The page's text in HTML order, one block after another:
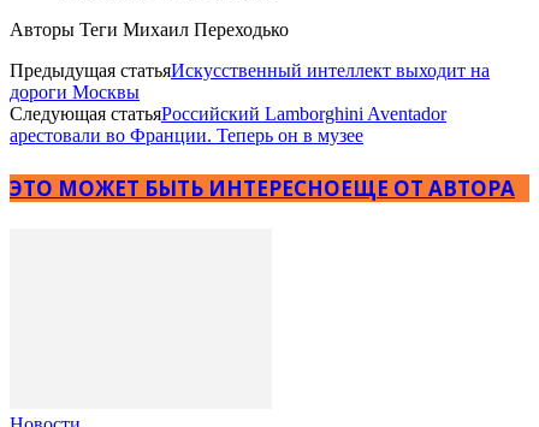
Авторы Теги Михаил Переходько
Предыдущая статьяИскусственный интеллект выходит на
дороги Москвы
Следующая статьяРоссийский Lamborghini Aventador
арестовали во Франции. Теперь он в музее
ЭТО МОЖЕТ БЫТЬ ИНТЕРЕСНОЕЩЕ ОТ АВТОРА